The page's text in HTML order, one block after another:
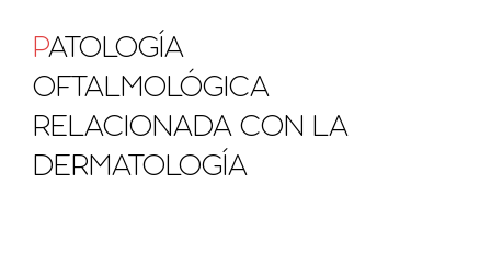
PATOLOGÍA
OFTALMOLÓGICA
RELACIONADA CON LA
DERMATOLOGÍA